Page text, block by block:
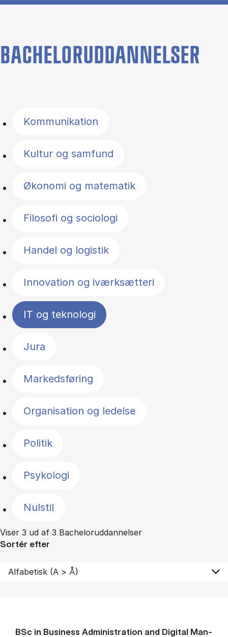
BACHELORUDDANNELSER
Kommunikation
Kultur og samfund
Økonomi og matematik
Filosofi og sociologi
Handel og logistik
Innovation og iværksætteri
IT og teknologi
Jura
Markedsføring
Organisation og ledelse
Politik
Psykologi
Nulstil
Viser 3 ud af 3 Bacheloruddannelser
Sortér efter
BSc in Busi­ness Ad­min­is­tra­tion and Di­git­al Man­